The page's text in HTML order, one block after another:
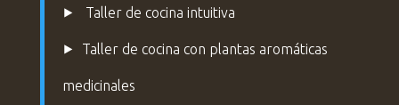
⯈ Taller de cocina intuitiva
⯈ Taller de cocina con plantas aromáticas
medicinales